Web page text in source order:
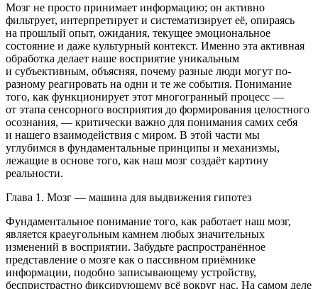
Мозг не просто принимает информацию; он активно
фильтрует, интерпретирует и систематизирует её, опираясь
на прошлый опыт, ожидания, текущее эмоциональное
состояние и даже культурный контекст. Именно эта активная
обработка делает наше восприятие уникальным
и субъективным, объясняя, почему разные люди могут по-
разному реагировать на одни и те же события. Понимание
того, как функционирует этот многогранный процесс —
от этапа сенсорного восприятия до формирования целостного
осознания, — критически важно для понимания самих себя
и нашего взаимодействия с миром. В этой части мы
углубимся в фундаментальные принципы и механизмы,
лежащие в основе того, как наш мозг создаёт картину
реальности.
Глава 1. Мозг — машина для выдвижения гипотез
Фундаментальное понимание того, как работает наш мозг,
является краеугольным камнем любых значительных
изменений в восприятии. Забудьте распространённое
представление о мозге как о пассивном приёмнике
информации, подобно записывающему устройству,
беспристрастно фиксирующему всё вокруг нас. На самом деле